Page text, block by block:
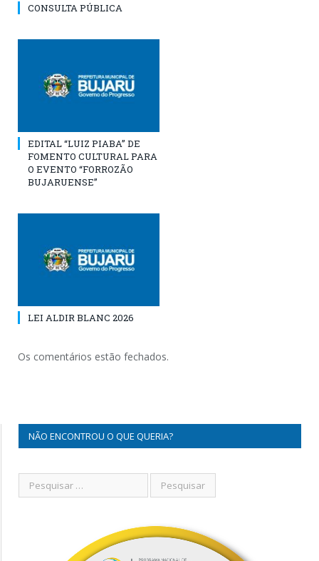
CONSULTA PÚBLICA
EDITAL “LUIZ PIABA” DE
FOMENTO CULTURAL PARA
O EVENTO “FORROZÃO
BUJARUENSE”
LEI ALDIR BLANC 2026
Os comentários estão fechados.
NÃO ENCONTROU O QUE QUERIA?